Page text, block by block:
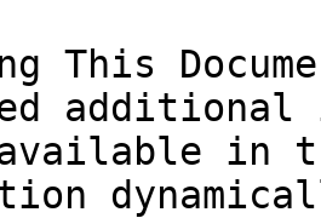
This
in